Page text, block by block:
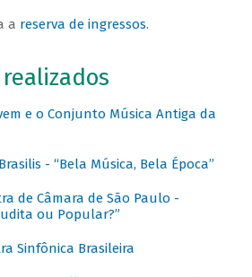
a reserva de ingressos.
e o Conjunto Música Antiga da
- “Bela Música, Bela Época”
de Câmara de São Paulo -
ou Popular?”
Sinfônica Brasileira